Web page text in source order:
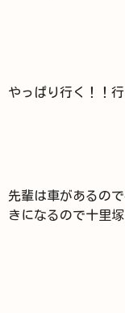
やっぱり行く！！
先輩は車があるの
きになるので十里塚